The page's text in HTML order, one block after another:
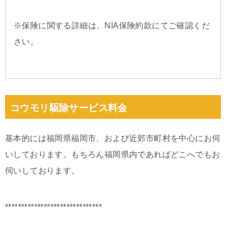
※保険に関する詳細は、NIA保険約款にてご確認くだ
さい。
コウモリ駆除サービス料金
基本的には福岡県福岡市、および近郊市町村を中心にお伺
いしております。もちろん福岡県内であればどこへでもお
伺いしております。
******************************